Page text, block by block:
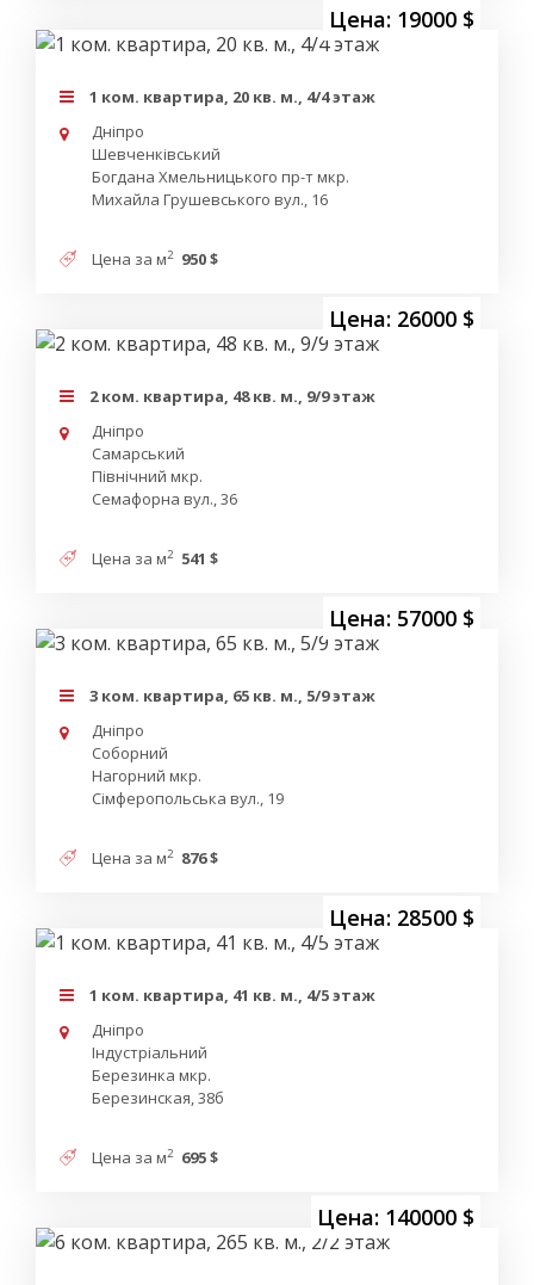
Цена: 19000 $
1 ком. квартира, 20 кв. м., 4/4 этаж
Дніпро
Шевченківський
Богдана Хмельницького пр-т мкр.
Михайла Грушевського вул., 16
Цена за м2 950 $
Цена: 26000 $
2 ком. квартира, 48 кв. м., 9/9 этаж
Дніпро
Самарський
Північний мкр.
Семафорна вул., 36
Цена за м2 541 $
Цена: 57000 $
3 ком. квартира, 65 кв. м., 5/9 этаж
Дніпро
Соборний
Нагорний мкр.
Сімферопольська вул., 19
Цена за м2 876 $
Цена: 28500 $
1 ком. квартира, 41 кв. м., 4/5 этаж
Дніпро
Індустріальний
Березинка мкр.
Березинская, 38б
Цена за м2 695 $
Цена: 140000 $